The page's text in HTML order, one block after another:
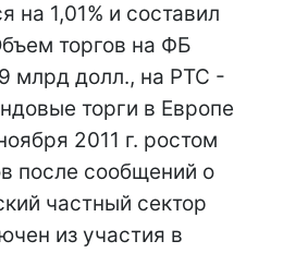
на 1,01% и составил
торгов на ФБ
млрд долл., на РТС -
торги в Европе
2011 г. ростом
после сообщений о
частный сектор
из участия в